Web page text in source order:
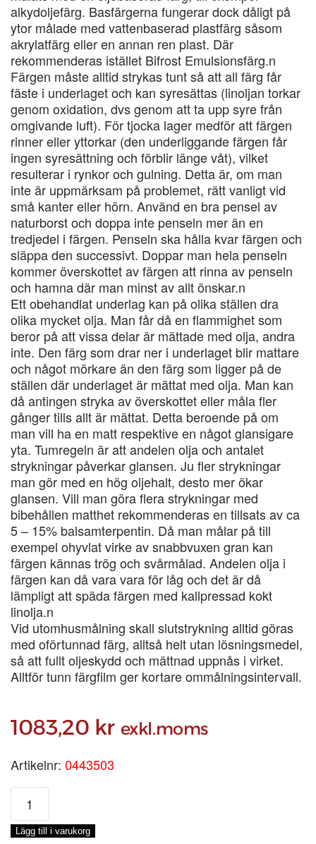
alkydoljefärg. Basfärgerna fungerar dock dåligt på
ytor målade med vattenbaserad plastfärg såsom
akrylatfärg eller en annan ren plast. Där
rekommenderas istället Bifrost Emulsionsfärg.n
Färgen måste alltid strykas tunt så att all färg får
fäste i underlaget och kan syresättas (linoljan torkar
genom oxidation, dvs genom att ta upp syre från
omgivande luft). För tjocka lager medför att färgen
rinner eller yttorkar (den underliggande färgen får
ingen syresättning och förblir länge våt), vilket
resulterar i rynkor och gulning. Detta är, om man
inte är uppmärksam på problemet, rätt vanligt vid
små kanter eller hörn. Använd en bra pensel av
naturborst och doppa inte penseln mer än en
tredjedel i färgen. Penseln ska hålla kvar färgen och
släppa den successivt. Doppar man hela penseln
kommer överskottet av färgen att rinna av penseln
och hamna där man minst av allt önskar.n
Ett obehandlat underlag kan på olika ställen dra
olika mycket olja. Man får då en flammighet som
beror på att vissa delar är mättade med olja, andra
inte. Den färg som drar ner i underlaget blir mattare
och något mörkare än den färg som ligger på de
ställen där underlaget är mättat med olja. Man kan
då antingen stryka av överskottet eller måla fler
gånger tills allt är mättat. Detta beroende på om
man vill ha en matt respektive en något glansigare
yta. Tumregeln är att andelen olja och antalet
strykningar påverkar glansen. Ju fler strykningar
man gör med en hög oljehalt, desto mer ökar
glansen. Vill man göra flera strykningar med
bibehållen matthet rekommenderas en tillsats av ca
5 – 15% balsamterpentin. Då man målar på till
exempel ohyvlat virke av snabbvuxen gran kan
färgen kännas trög och svårmålad. Andelen olja i
färgen kan då vara vara för låg och det är då
lämpligt att späda färgen med kallpressad kokt
linolja.n
Vid utomhusmålning skall slutstrykning alltid göras
med oförtunnad färg, alltså helt utan lösningsmedel,
så att fullt oljeskydd och mättnad uppnås i virket.
Alltför tunn färgfilm ger kortare ommålningsintervall.
1083,20 kr exkl.moms
Artikelnr: 0443503
ENETORPET
BASFÄRG
ÖSTERLENBLÅ,
Lägg till i varukorg